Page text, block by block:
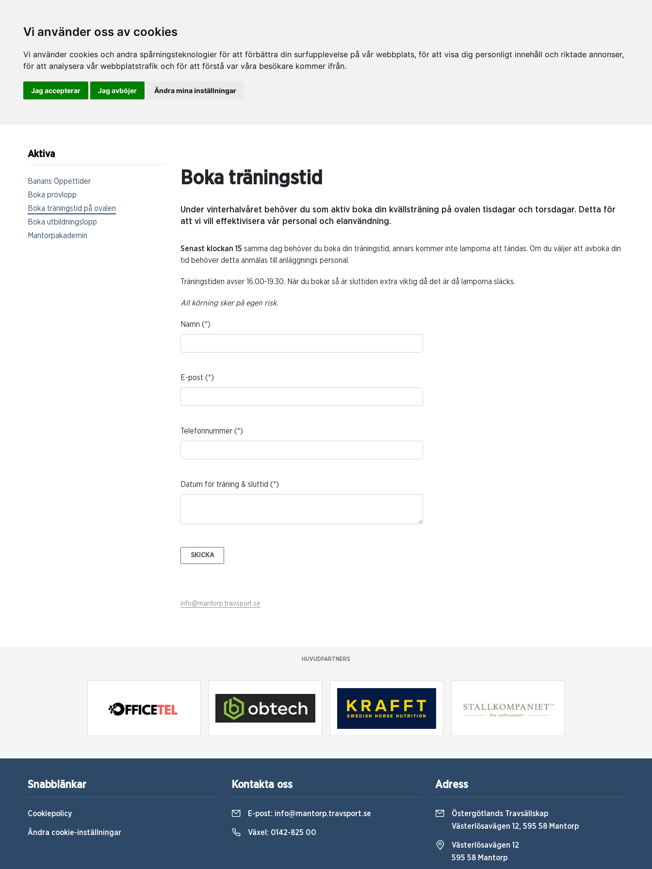
Vi använder oss av cookies
Vi använder cookies och andra spårningsteknologier för att förbättra din surfupplevelse på vår webbplats, för att visa dig personligt innehåll och riktade annonser,
för att analysera vår webbplatstrafik och för att förstå var våra besökare kommer ifrån.
Jag accepterar Jag avböjer Ändra mina inställningar
Aktiva
Banans Öppettider
Boka provlopp
Boka träningstid på ovalen
Boka utbildningslopp
Mantorpakademin
Boka träningstid
Under vinterhalvåret behöver du som aktiv boka din kvällsträning på ovalen tisdagar och torsdagar. Detta för
att vi vill effektivisera vår personal och elanvändning.
Senast klockan 15 samma dag behöver du boka din träningstid, annars kommer inte lamporna att tändas. Om du väljer att avboka din
tid behöver detta anmälas till anläggnings personal.
Träningstiden avser 16.00-19.30. När du bokar så är sluttiden extra viktig då det är då lamporna släcks.
All körning sker på egen risk.
Namn
E-post
Telefonnummer
Datum för träning & sluttid
SKICKA
info@mantorp.travsport.se
HUVUDPARTNERS
Snabblänkar
Cookiepolicy
Ändra cookie-inställningar
Kontakta oss
E-post: info@mantorp.travsport.se
Växel: 0142-825 00
Adress
Östergötlands Travsällskap
Västerlösavägen 12, 595 58 Mantorp
Västerlösavägen 12
595 58 Mantorp